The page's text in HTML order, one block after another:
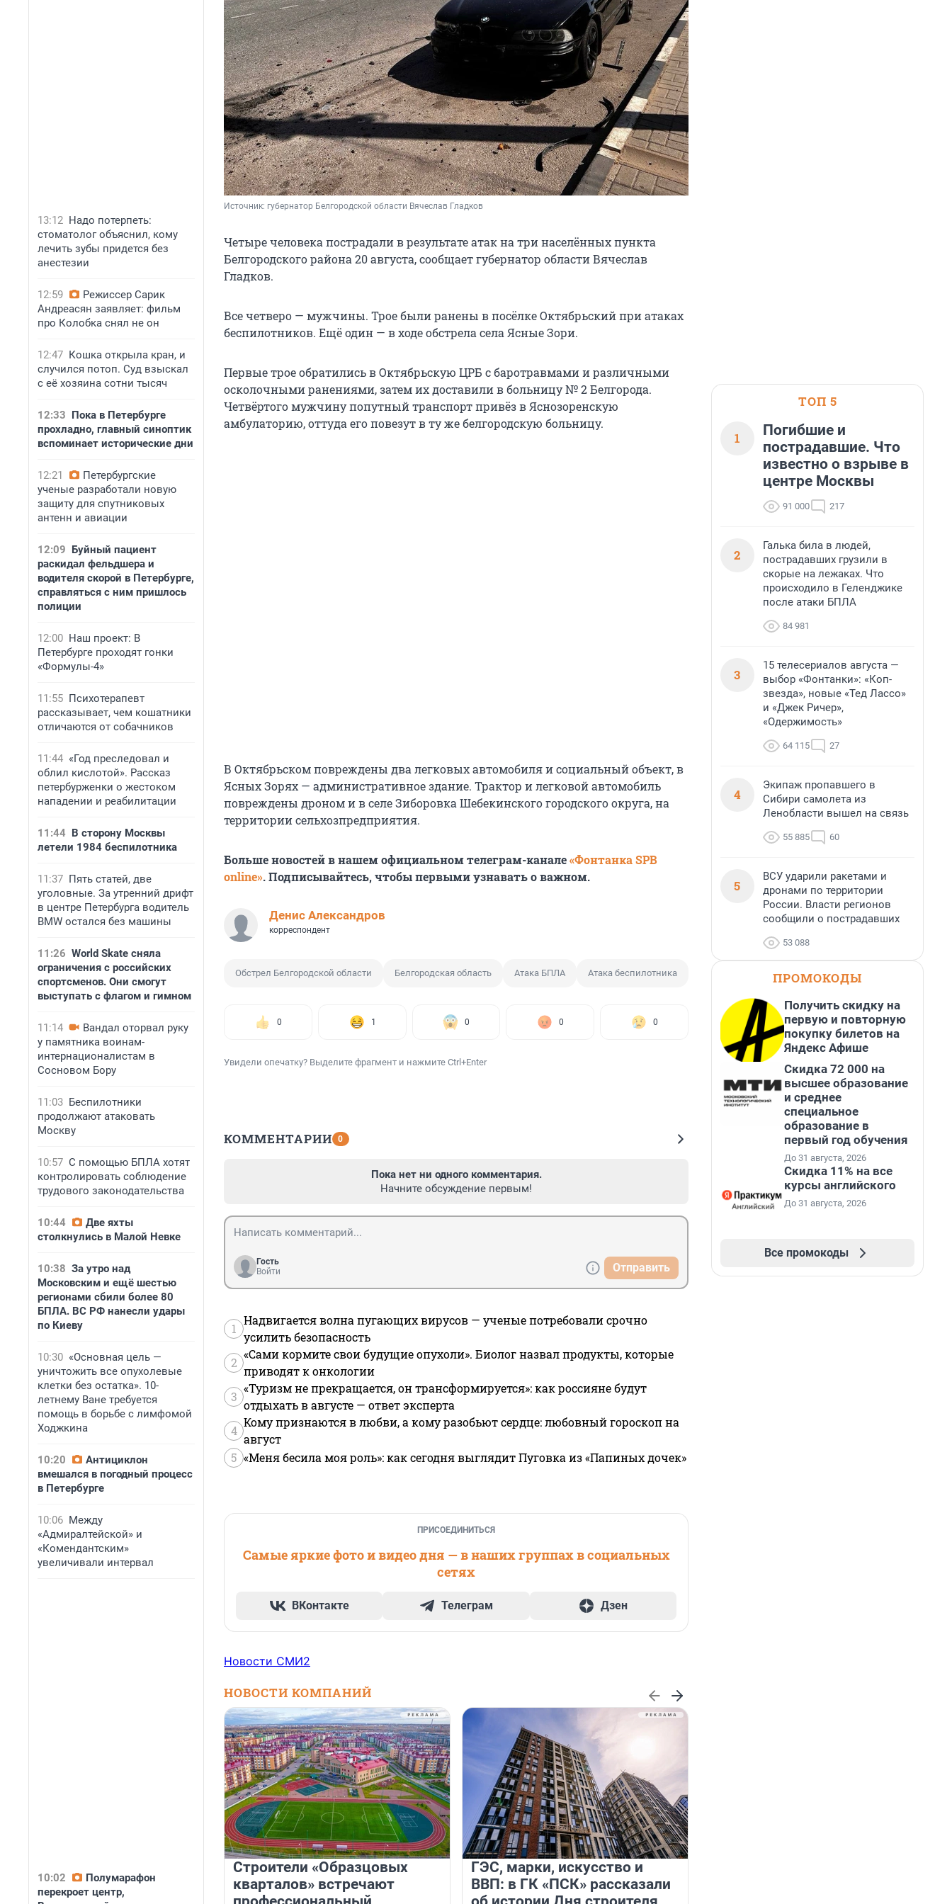
13:12 Надо потерпеть:
стоматолог объяснил, кому
лечить зубы придется без
анестезии
12:59
Режиссер Сарик
Андреасян заявляет: фильм
про Колобка снял не он
12:47 Кошка открыла кран, и
случился потоп. Суд взыскал
с её хозяина сотни тысяч
12:33 Пока в Петербурге
прохладно, главный синоптик
вспоминает исторические дни
12:21
Петербургские
ученые разработали новую
защиту для спутниковых
антенн и авиации
12:09 Буйный пациент
раскидал фельдшера и
водителя скорой в Петербурге,
справляться с ним пришлось
полиции
12:00 Наш проект: В
Петербурге проходят гонки
«Формулы-4»
11:55 Психотерапевт
рассказывает, чем кошатники
отличаются от собачников
11:44 «Год преследовал и
облил кислотой». Рассказ
петербурженки о жестоком
нападении и реабилитации
11:44 В сторону Москвы
летели 1984 беспилотника
11:37 Пять статей, две
уголовные. За утренний дрифт
в центре Петербурга водитель
BMW остался без машины
11:26 World Skate сняла
ограничения с российских
спортсменов. Они смогут
выступать с флагом и гимном
11:14
Вандал оторвал руку
у памятника воинам-
интернационалистам в
Сосновом Бору
11:03 Беспилотники
продолжают атаковать
Москву
10:57 С помощью БПЛА хотят
контролировать соблюдение
трудового законодательства
10:44
Две яхты
столкнулись в Малой Невке
10:38 За утро над
Московским и ещё шестью
регионами сбили более 80
БПЛА. ВС РФ нанесли удары
по Киеву
10:30 «Основная цель —
уничтожить все опухолевые
клетки без остатка». 10-
летнему Ване требуется
помощь в борьбе с лимфомой
Ходжкина
10:20
Антициклон
вмешался в погодный процесс
в Петербурге
10:06 Между
«Адмиралтейской» и
«Комендантским»
увеличивали интервал
10:02
Полумарафон
перекроет центр,
Источник: губернатор Белгородской области Вячеслав Гладков
Четыре человека пострадали в результате атак на три населённых пункта
Белгородского района 20 августа, сообщает губернатор области Вячеслав
Гладков.
Все четверо — мужчины. Трое были ранены в посёлке Октябрьский при атаках
беспилотников. Ещё один — в ходе обстрела села Ясные Зори.
Первые трое обратились в Октябрьскую ЦРБ с баротравмами и различными
осколочными ранениями, затем их доставили в больницу № 2 Белгорода.
Четвёртого мужчину попутный транспорт привёз в Яснозоренскую
амбулаторию, оттуда его повезут в ту же белгородскую больницу.
В Октябрьском повреждены два легковых автомобиля и социальный объект, в
Ясных Зорях — административное здание. Трактор и легковой автомобиль
повреждены дроном и в селе Зиборовка Шебекинского городского округа, на
территории сельхозпредприятия.
Больше новостей в нашем официальном телеграм-канале«Фонтанка SPB
online». Подписывайтесь, чтобы первыми узнавать о важном.
Денис Александров
корреспондент
Обстрел Белгородской области Белгородская область Атака БПЛА Атака беспилотника
0 1 0 0 0
Увидели опечатку? Выделите фрагмент и нажмите Ctrl+Enter
КОММЕНТАРИИ 0
Пока нет ни одного комментария.
Начните обсуждение первым!
Гость
Войти
Отправить
1
Надвигается волна пугающих вирусов — ученые потребовали срочно
усилить безопасность
2
«Сами кормите свои будущие опухоли». Биолог назвал продукты, которые
приводят к онкологии
3
«Туризм не прекращается, он трансформируется»: как россияне будут
отдыхать в августе — ответ эксперта
4
Кому признаются в любви, а кому разобьют сердце: любовный гороскоп на
август
5 «Меня бесила моя роль»: как сегодня выглядит Пуговка из «Папиных дочек»
ПРИСОЕДИНИТЬСЯ
Самые яркие фото и видео дня — в наших группах в социальных
сетях
ВКонтакте Телеграм Дзен
Новости СМИ2
НОВОСТИ КОМПАНИЙ
Строители «Образцовых
кварталов» встречают
ГЭС, марки, искусство и
ВВП: в ГК «ПСК» рассказали
ТОП 5
1
Погибшие и
пострадавшие. Что
известно о взрыве в
центре Москвы
91 000 217
2
Галька била в людей,
пострадавших грузили в
скорые на лежаках. Что
происходило в Геленджике
после атаки БПЛА
84 981
3
15 телесериалов августа —
выбор «Фонтанки»: «Коп-
звезда», новые «Тед Лассо»
и «Джек Ричер»,
«Одержимость»
64 115 27
4
Экипаж пропавшего в
Сибири самолета из
Ленобласти вышел на связь
55 885 60
5
ВСУ ударили ракетами и
дронами по территории
России. Власти регионов
сообщили о пострадавших
53 088
ПРОМОКОДЫ
Получить скидку на
первую и повторную
покупку билетов на
Яндекс Афише
Скидка 72 000 на
высшее образование
и среднее
специальное
образование в
первый год обучения
До 31 августа, 2026
Скидка 11% на все
курсы английского
До 31 августа, 2026
Все промокоды